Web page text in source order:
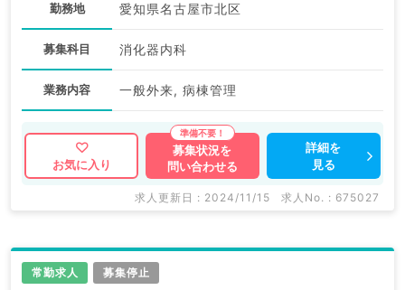
勤務地 愛知県名古屋市北区
募集科目 消化器内科
業務内容 一般外来, 病棟管理
お気に入り
募集状況を
問い合わせる
詳細を
見る
求人更新日 : 2024/11/15 求人No. : 675027
常勤求人 募集停止